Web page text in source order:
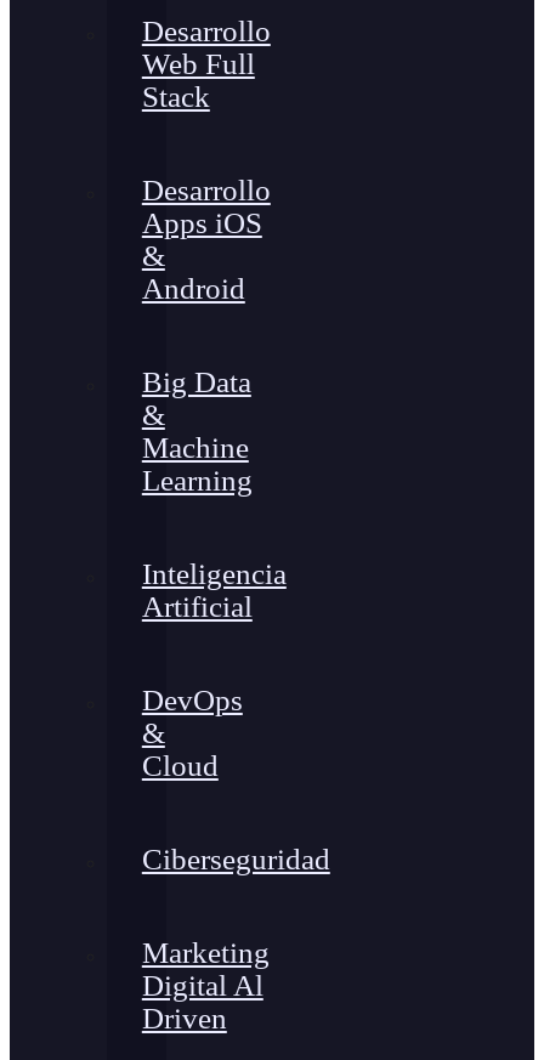
Desarrollo
Web Full
Stack
Desarrollo
Apps iOS
&
Android
Big Data
&
Machine
Learning
Inteligencia
Artificial
DevOps
&
Cloud
Ciberseguridad
Marketing
Digital Al
Driven